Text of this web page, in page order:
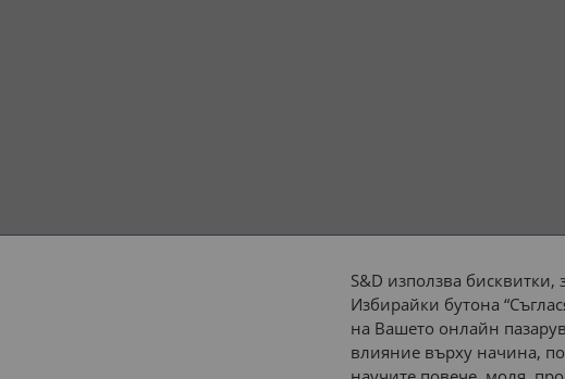
S&D използва
Избирайки бутона
на Вашето онлайн
влияние върху начина,